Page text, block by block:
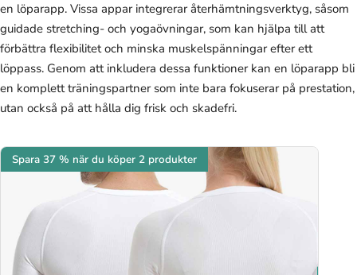
en löparapp. Vissa appar integrerar återhämtningsverktyg, såsom
guidade stretching- och yogaövningar, som kan hjälpa till att
förbättra flexibilitet och minska muskelspänningar efter ett
löppass. Genom att inkludera dessa funktioner kan en löparapp bli
en komplett träningspartner som inte bara fokuserar på prestation,
utan också på att hålla dig frisk och skadefri.
Spara 37 % när du köper 2 produkter